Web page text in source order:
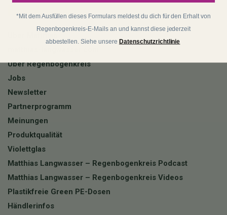
Regenbogenkreis
Über Regenbogenkreis
Jobs
Newsletter
Partnerprogramm
Meinungen
Produktqualität
Violettglas
Matthias Langwasser – Regenbogenkreis Podcast
Matthias Langwasser – Regenbogenkreis Videos
Plastikfreie Green PE-Dosen
Händlerinfos
*Mit dem Ausfüllen dieses Formulars meldest du dich für den Erhalt von
Regenbogenkreis-E-Mails an und kannst diese jederzeit
abbestellen. Siehe unsere Datenschutzrichtlinie